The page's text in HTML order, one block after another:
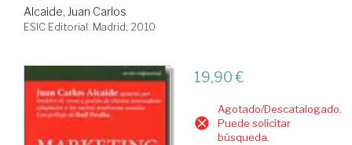
Alcaide, Juan Carlos
ESIC Editorial. Madrid, 2010
19,90 €
Agotado/Descatalogado.
Puede solicitar
búsqueda.